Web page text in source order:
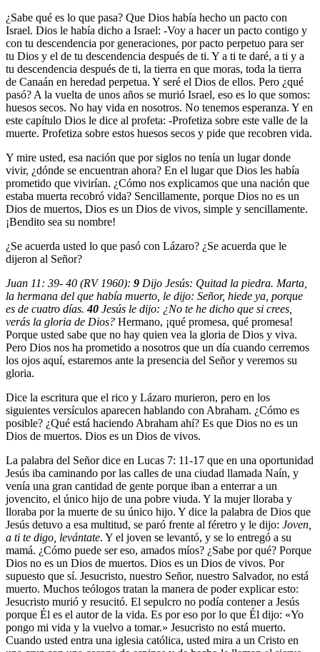
¿Sabe qué es lo que pasa? Que Dios había hecho un pacto con
Israel. Dios le había dicho a Israel: -Voy a hacer un pacto contigo y
con tu descendencia por generaciones, por pacto perpetuo para ser
tu Dios y el de tu descendencia después de ti. Y a ti te daré, a ti y a
tu descendencia después de ti, la tierra en que moras, toda la tierra
de Canaán en heredad perpetua. Y seré el Dios de ellos. Pero ¿qué
pasó? A la vuelta de unos años se murió Israel, eso es lo que somos:
huesos secos. No hay vida en nosotros. No tenemos esperanza. Y en
este capítulo Dios le dice al profeta: -Profetiza sobre este valle de la
muerte. Profetiza sobre estos huesos secos y pide que recobren vida.
Y mire usted, esa nación que por siglos no tenía un lugar donde
vivir, ¿dónde se encuentran ahora? En el lugar que Dios les había
prometido que vivirían. ¿Cómo nos explicamos que una nación que
estaba muerta recobró vida? Sencillamente, porque Dios no es un
Dios de muertos, Dios es un Dios de vivos, simple y sencillamente.
¡Bendito sea su nombre!
¿Se acuerda usted lo que pasó con Lázaro? ¿Se acuerda que le
dijeron al Señor?
Juan 11: 39- 40 (RV 1960): 9 Dijo Jesús: Quitad la piedra. Marta,
la hermana del que había muerto, le dijo: Señor, hiede ya, porque
es de cuatro días.40 Jesús le dijo: ¿No te he dicho que si crees,
verás la gloria de Dios? Hermano, ¡qué promesa, qué promesa!
Porque usted sabe que no hay quien vea la gloria de Dios y viva.
Pero Dios nos ha prometido a nosotros que un día cuando cerremos
los ojos aquí, estaremos ante la presencia del Señor y veremos su
gloria.
Dice la escritura que el rico y Lázaro murieron, pero en los
siguientes versículos aparecen hablando con Abraham. ¿Cómo es
posible? ¿Qué está haciendo Abraham ahí? Es que Dios no es un
Dios de muertos. Dios es un Dios de vivos.
La palabra del Señor dice en Lucas 7: 11-17 que en una oportunidad
Jesús iba caminando por las calles de una ciudad llamada Naín, y
venía una gran cantidad de gente porque iban a enterrar a un
jovencito, el único hijo de una pobre viuda. Y la mujer lloraba y
lloraba por la muerte de su único hijo. Y dice la palabra de Dios que
Jesús detuvo a esa multitud, se paró frente al féretro y le dijo: Joven,
a ti te digo, levántate. Y el joven se levantó, y se lo entregó a su
mamá. ¿Cómo puede ser eso, amados míos? ¿Sabe por qué? Porque
Dios no es un Dios de muertos. Dios es un Dios de vivos. Por
supuesto que sí. Jesucristo, nuestro Señor, nuestro Salvador, no está
muerto. Muchos teólogos tratan la manera de poder explicar esto:
Jesucristo murió y resucitó. El sepulcro no podía contener a Jesús
porque Él es el autor de la vida. Es por eso por lo que Él dijo: «Yo
pongo mi vida y la vuelvo a tomar.» Jesucristo no está muerto.
Cuando usted entra una iglesia católica, usted mira a un Cristo en